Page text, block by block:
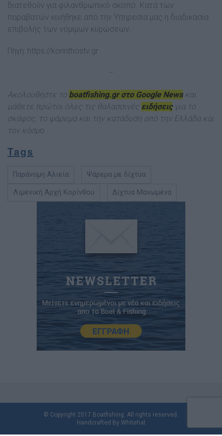
διατεθούν για φιλανθρωπικό σκοπό. Κατά των
παραβατών κινήθηκε από την Υπηρεσία μας η διαδικασία
επιβολής των νόμιμων κυρώσεων.
Πηγή: https://korinthostv.gr
–
Ακολουθήστε το boatfishing.gr στο Google Newsκαι
μάθετε πρώτοι όλες τις θαλασσινές ειδήσειςγια το
σκάφος, το ψάρεμα και την κατάδυση από την Ελλάδα και
τον κόσμο
Tags
Παράνομη Αλιεία Ψάρεμα με δίχτυα
Λιμενική Αρχή Κορίνθου Δίχτυα Μανωμένα
© Copyright 2017 Boatfishing. All rights reserved.
Handcrafted By Whitehat